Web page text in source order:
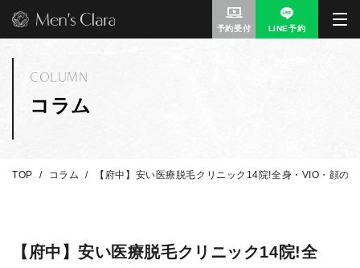
予約受付 LINE予約
コラム
COLUMN
TOP コラム 【府中】安い医療脱毛クリニック14院!全身・VIO・顔の
【府中】安い医療脱毛クリニック14院!全